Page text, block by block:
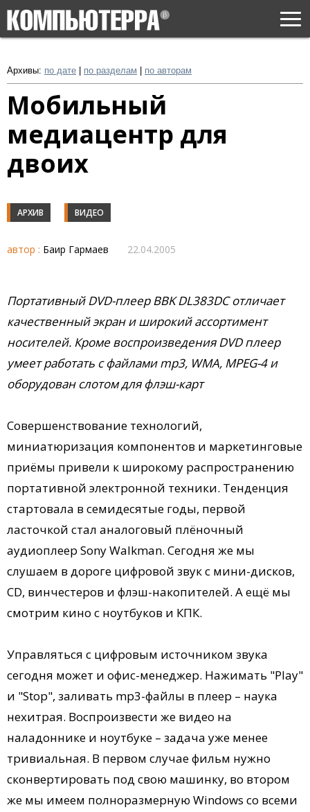
Архивы: по дате по разделам по авторам
Мобильный
медиацентр для
двоих
АРХИВ ВИДЕО
автор : Баир Гармаев 22.04.2005
Портативный DVD-плеер BBK DL383DC отличает
качественный экран и широкий ассортимент
носителей. Кроме воспроизведения DVD плеер
умеет работать с файлами mp3, WMA, MPEG-4 и
оборудован слотом для флэш-карт
Совершенствование технологий,
миниатюризация компонентов и маркетинговые
приёмы привели к широкому распространению
портативной электронной техники. Тенденция
стартовала в семидесятые годы, первой
ласточкой стал аналоговый плёночный
аудиоплеер Sony Walkman. Сегодня же мы
слушаем в дороге цифровой звук с мини-дисков,
CD, винчестеров и флэш-накопителей. А ещё мы
смотрим кино с ноутбуков и КПК.
Управляться с цифровым источником звука
сегодня может и офис-менеджер. Нажимать "Play"
и "Stop", заливать mp3-файлы в плеер – наука
нехитрая. Воспроизвести же видео на
наладоннике и ноутбуке – задача уже менее
тривиальная. В первом случае фильм нужно
сконвертировать под свою машинку, во втором
же мы имеем полноразмерную Windows со всеми